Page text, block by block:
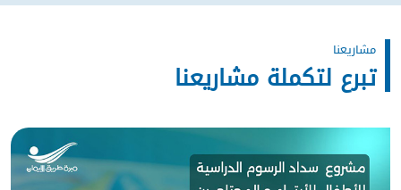
شاريعنا
تبرع لتكملة مشاريعنا